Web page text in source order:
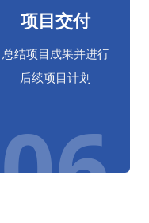
项目交付
总结项目成果并进行
后续项目计划
06